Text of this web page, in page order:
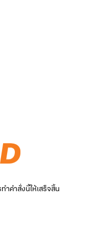
คำสั่งนี้ให้เสร็จสิ้น